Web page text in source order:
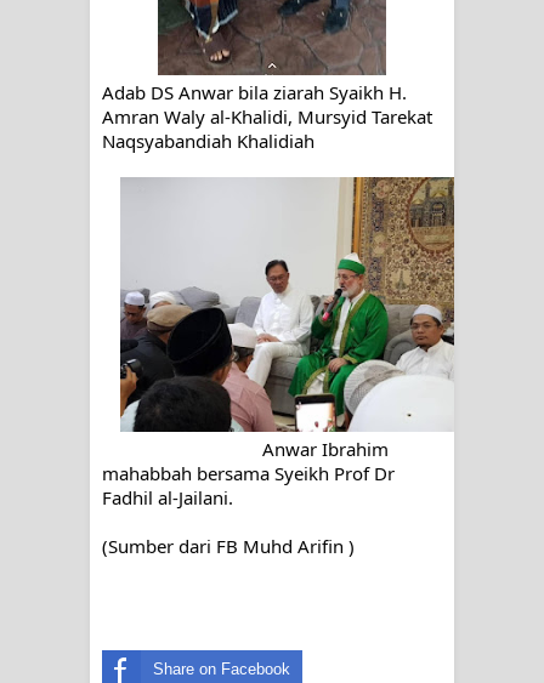
Adab DS Anwar bila ziarah Syaikh H.
Amran Waly al-Khalidi, Mursyid Tarekat
Naqsyabandiah Khalidiah
Anwar Ibrahim
mahabbah bersama Syeikh Prof Dr
Fadhil al-Jailani.
(Sumber dari FB Muhd Arifin )
Share on Facebook